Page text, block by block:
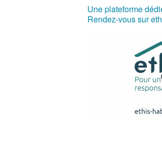
Une plateforme
Rendez-vous sur